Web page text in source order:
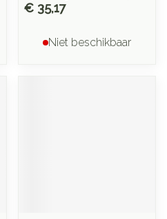
€ 35,17
Niet beschikbaar